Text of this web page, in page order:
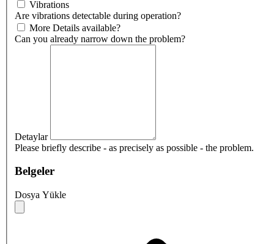
Vibrations
Are vibrations detectable during operation?
More Details available?
Can you already narrow down the problem?
Detaylar
Please briefly describe - as precisely as possible - the problem.
Belgeler
Dosya Yükle